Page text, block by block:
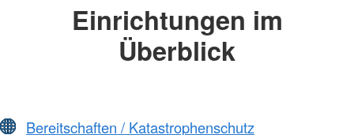
Einrichtungen im
Überblick
Bereitschaften / Katastrophenschutz